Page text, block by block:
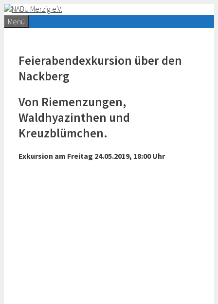
Zum
Inhalt
springen
Menü
Feierabendexkursion über den
Nackberg
Von Riemenzungen,
Waldhyazinthen und
Kreuzblümchen.
Exkursion am Freitag 24.05.2019, 18:00 Uhr